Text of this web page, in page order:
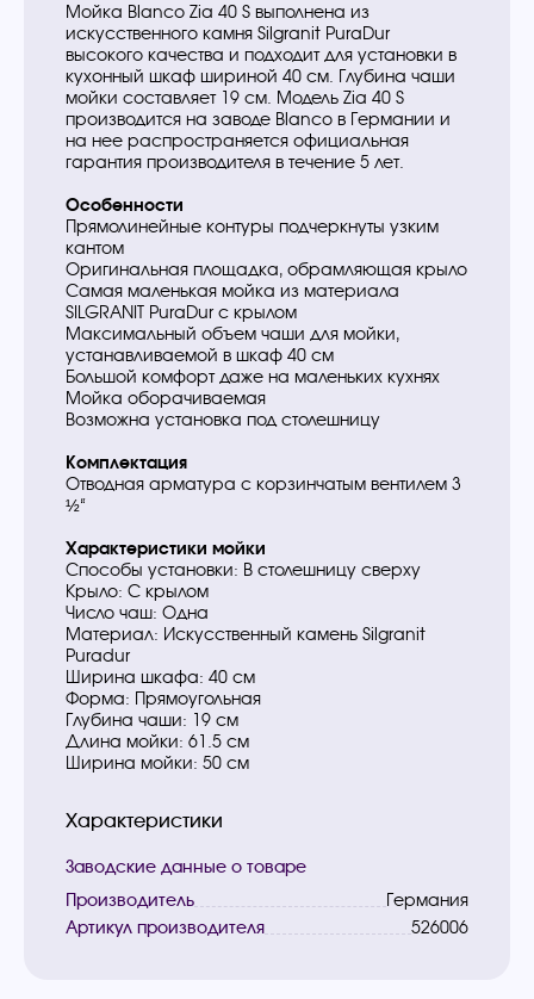
Мойка Blanco Zia 40 S выполнена из
искусственного камня Silgranit PuraDur
высокого качества и подходит для установки в
кухонный шкаф шириной 40 см. Глубина чаши
мойки составляет 19 см. Модель Zia 40 S
производится на заводе Blanco в Германии и
на нее распространяется официальная
гарантия производителя в течение 5 лет.
Особенности
Прямолинейные контуры подчеркнуты узким
кантом
Оригинальная площадка, обрамляющая крыло
Самая маленькая мойка из материала
SILGRANIT PuraDur с крылом
Максимальный объем чаши для мойки,
устанавливаемой в шкаф 40 см
Большой комфорт даже на маленьких кухнях
Мойка оборачиваемая
Возможна установка под столешницу
Комплектация
Отводная арматура с корзинчатым вентилем 3
½“
Характеристики мойки
Способы установки: В столешницу сверху
Крыло: С крылом
Число чаш: Одна
Материал: Искусственный камень Silgranit
Puradur
Ширина шкафа: 40 см
Форма: Прямоугольная
Глубина чаши: 19 см
Длина мойки: 61.5 см
Ширина мойки: 50 см
Характеристики
Заводские данные о товаре
Производитель
Германия
Артикул производителя
526006